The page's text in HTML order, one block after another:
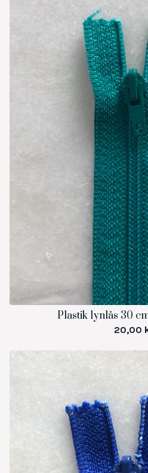
Plastik lynlås 30
20,00